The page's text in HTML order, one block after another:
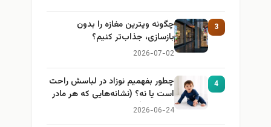
3
چگونه ویترین مغازه را بدون
بازسازی، جذاب‌تر کنیم؟
2026-07-02
4
چطور بفهمیم نوزاد در لباسش راحت
است یا نه؟ (نشانه‌هایی که هر مادر
باید بداند)
2026-06-24